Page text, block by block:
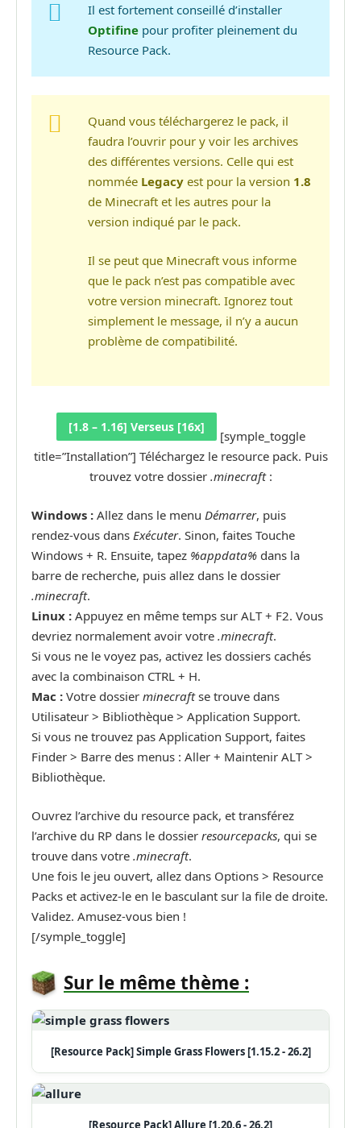
Il est fortement conseillé d’installer
Optifine pour profiter pleinement du
Resource Pack.
Quand vous téléchargerez le pack, il
faudra l’ouvrir pour y voir les archives
des différentes versions. Celle qui est
nommée Legacy est pour la version 1.8
de Minecraft et les autres pour la
version indiqué par le pack.
Il se peut que Minecraft vous informe
que le pack n’est pas compatible avec
votre version minecraft. Ignorez tout
simplement le message, il n’y a aucun
problème de compatibilité.
[1.8 – 1.16] Verseus [16x]
[symple_toggle
title=”Installation”] Téléchargez le resource pack. Puis
trouvez votre dossier .minecraft:
Windows : Allez dans le menu Démarrer, puis
rendez-vous dans Exécuter. Sinon, faites Touche
Windows + R. Ensuite, tapez %appdata% dans la
barre de recherche, puis allez dans le dossier
.minecraft.
Linux : Appuyez en même temps sur ALT + F2. Vous
devriez normalement avoir votre .minecraft.
Si vous ne le voyez pas, activez les dossiers cachés
avec la combinaison CTRL + H.
Mac : Votre dossier minecraftse trouve dans
Utilisateur > Bibliothèque > Application Support.
Si vous ne trouvez pas Application Support, faites
Finder > Barre des menus : Aller + Maintenir ALT >
Bibliothèque.
Ouvrez l’archive du resource pack, et transférez
l’archive du RP dans le dossier resourcepacks, qui se
trouve dans votre .minecraft.
Une fois le jeu ouvert, allez dans Options > Resource
Packs et activez-le en le basculant sur la file de droite.
Validez. Amusez-vous bien !
[/symple_toggle]
Sur le même thème :
[Resource Pack] Simple Grass Flowers [1.15.2 - 26.2]
[Resource Pack] Allure [1.20.6 - 26.2]